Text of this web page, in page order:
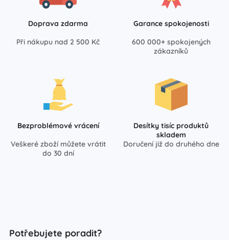
Doprava zdarma
Při nákupu nad 2 500 Kč
Garance spokojenosti
600 000+ spokojených
zákazníků
Bezproblémové vrácení
Veškeré zboží můžete vrátit
do 30 dní
Desítky tisíc produktů
skladem
Doručení již do druhého dne
Potřebujete poradit?